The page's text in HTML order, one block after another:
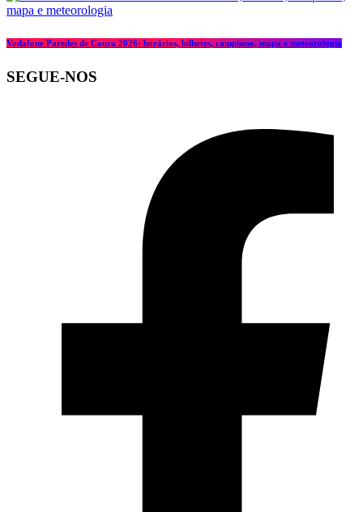
Vodafone Paredes de Coura 2026: horários, bilhetes, campismo, mapa e meteorologia
SEGUE-NOS